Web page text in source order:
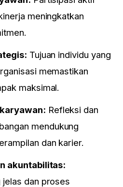
meningkatkan
Tujuan individu yang
memastikan
maksimal.
Refleksi dan
mendukung
dan karier.
akuntabilitas:
jelas dan proses